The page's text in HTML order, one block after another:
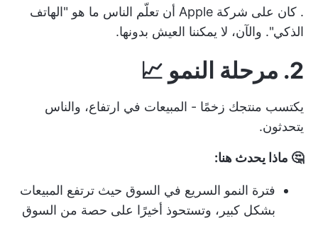
. كان على شركة Apple أن تعلّم الناس ما هو "الهاتف
الذكي". والآن، لا يمكننا العيش بدونها.
2. مرحلة النمو 📈
يكتسب منتجك زخمًا - المبيعات في ارتفاع، والناس
يتحدثون.
🤔 ماذا يحدث هنا:
فترة النمو السريع في السوق حيث ترتفع المبيعات
بشكل كبير، وتستحوذ أخيرًا على حصة من السوق